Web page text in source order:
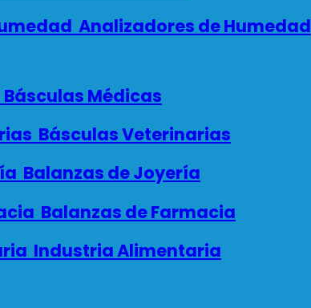
Analizadores de Humedad
Básculas Médicas
Básculas Veterinarias
Balanzas de Joyería
Balanzas de Farmacia
Industria Alimentaria